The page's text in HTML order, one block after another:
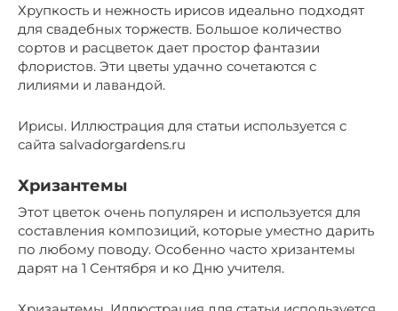
Хрупкость и нежность ирисов идеально подходят
для свадебных торжеств. Большое количество
сортов и расцветок дает простор фантазии
флористов. Эти цветы удачно сочетаются с
лилиями и лавандой.
Ирисы. Иллюстрация для статьи используется с
сайта salvadorgardens.ru
Хризантемы
Этот цветок очень популярен и используется для
составления композиций, которые уместно дарить
по любому поводу. Особенно часто хризантемы
дарят на 1 Сентября и ко Дню учителя.